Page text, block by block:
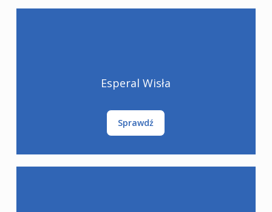
Esperal Wisła
Sprawdź